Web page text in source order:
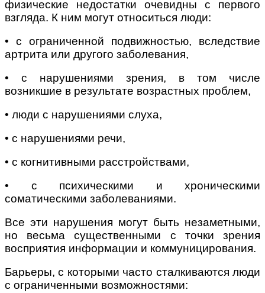
физические недостатки очевидны с первого
взгляда. К ним могут относиться люди:
• с ограниченной подвижностью, вследствие
артрита или другого заболевания,
• с нарушениями зрения, в том числе
возникшие в результате возрастных проблем,
• люди с нарушениями слуха,
• с нарушениями речи,
• с когнитивными расстройствами,
• с психическими и хроническими
соматическими заболеваниями.
Все эти нарушения могут быть незаметными,
но весьма существенными с точки зрения
восприятия информации и коммуницирования.
Барьеры, с которыми часто сталкиваются люди
с ограниченными возможностями: